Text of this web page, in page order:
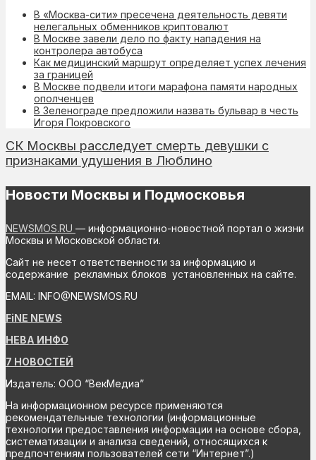
В «Москва-сити» пресечена деятельность девяти
нелегальных обменников криптовалют
В Москве завели дело по факту нападения на
контролера автобуса
Как медицинский маршрут определяет успех лечения
за границей
В Москве подвели итоги марафона памяти народных
ополченцев
В Зеленограде предложили назвать бульвар в честь
Игоря Покровского
СК Москвы расследует смерть девушки с
признаками удушения в Люблино
Новости Москвы и Подмосковья
NEWSMOS.RU — информационно-новостной портал о жизни
Москвы и Московской области.
Сайт не несет ответственности за информацию и
содержание рекламных блоков установленных на сайте.
EMAIL: INFO@NEWSMOS.RU
FiNE NEWS
НЕВА ИНФО
7 НОВОСТЕЙ
Издатель: ООО “ВекМедиа”
На информационном ресурсе применяются
рекомендательные технологии (информационные
технологии предоставления информации на основе сбора,
систематизации и анализа сведений, относящихся к
предпочтениям пользователей сети “Интернет”.)